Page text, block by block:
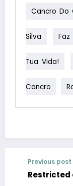
Cancro Do
Silva
Tua Vida!
Cancro
Previous post
Restricted